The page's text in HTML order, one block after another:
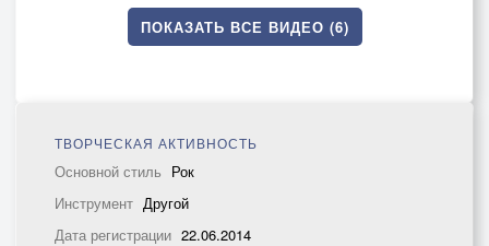
ПОКАЗАТЬ ВСЕ ВИДЕО (6)
ТВОРЧЕСКАЯ АКТИВНОСТЬ
Основной стиль Рок
Инструмент Другой
Дата регистрации 22.06.2014